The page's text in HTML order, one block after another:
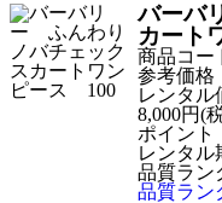
バーバ
カート
商品コー
参考価格
レンタル
8,000円(
ポイント
レンタル
品質ラン
品質ラン